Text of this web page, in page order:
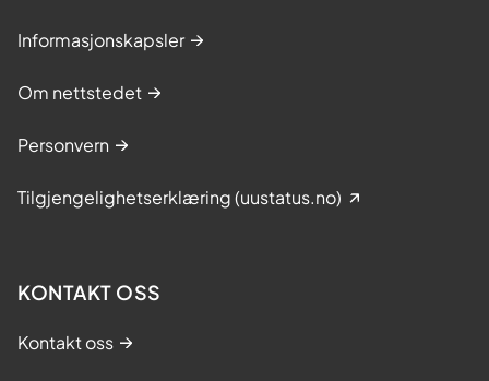
Informasjonskapsler
Om nettstedet
Personvern
Tilgjengelighetserklæring (uustatus.no)
KONTAKT OSS
Kontakt oss